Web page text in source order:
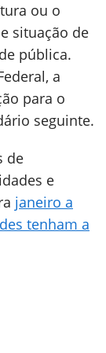
ou o
situação de
pública.
a
para o
seguinte.
de
e
janeiro a
tenham a